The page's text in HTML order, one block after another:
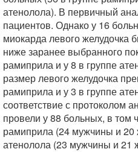
атенолола). В первичный
пациентов. Однако у 16
миокарда левого желудочка
ниже заранее выбранного
рамиприла и у 8 в группе
размер левого желудочка
рамиприла и у 3 в группе
соответствие с протоколом
провели у 88 больных, в том
рамиприла (24 мужчины и 20
атенолола (23 мужчины и 21